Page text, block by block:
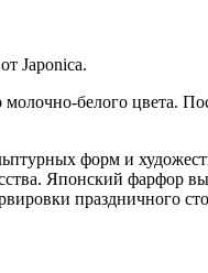
Japonica.
белого цвета.
форм и
Японский фарфор
праздничного